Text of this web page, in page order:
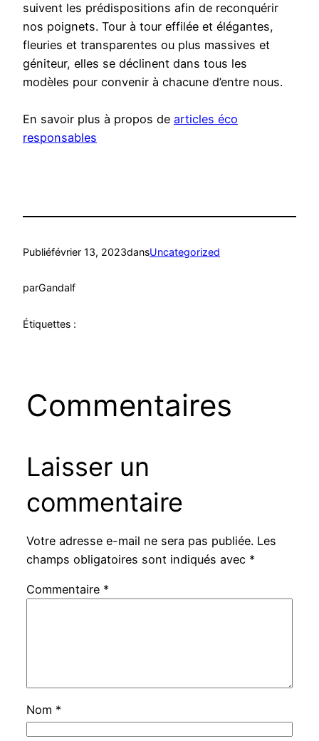
suivent les prédispositions afin de reconquérir
nos poignets. Tour à tour effilée et élégantes,
fleuries et transparentes ou plus massives et
géniteur, elles se déclinent dans tous les
modèles pour convenir à chacune d’entre nous.
En savoir plus à propos de articles éco
responsables
Publiéfévrier 13, 2023dansUncategorized
parGandalf
Étiquettes :
Commentaires
Laisser un
commentaire
Votre adresse e-mail ne sera pas publiée. Les
champs obligatoires sont indiqués avec *
Commentaire *
Nom *